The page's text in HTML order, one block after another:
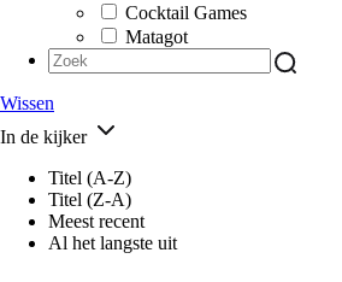
Cocktail Games
Matagot
Wissen
In de kijker
Titel (A-Z)
Titel (Z-A)
Meest recent
Al het langste uit